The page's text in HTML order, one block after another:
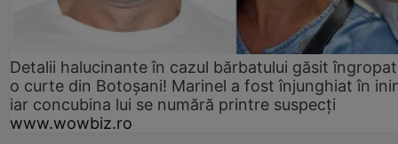
Detalii halucinante în cazul bărbatului găsit
o curte din Botoșani! Marinel a fost înjunghiat în
iar concubina lui se numără printre suspecți
www.wowbiz.ro